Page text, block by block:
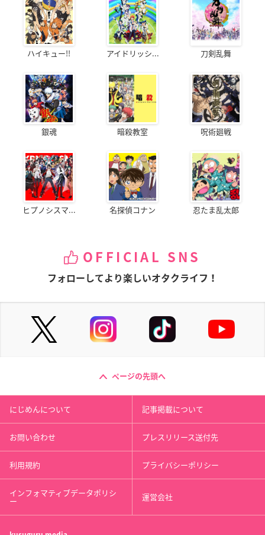
ハイキュー!! アイドリッシ... 刀剣乱舞
銀魂 暗殺教室 呪術廻戦
ヒプノシスマ... 名探偵コナン 忍たま乱太郎
OFFICIAL SNS
フォローしてより楽しいオタクライフ！
ページの先頭へ
にじめんについて 記事掲載について
お問い合わせ プレスリリース送付先
利用規約 プライバシーポリシー
インフォマティブデータポリシ
ー 運営会社